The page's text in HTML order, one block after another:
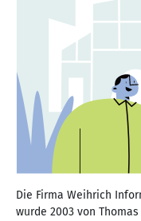
Die Firma Weihrich
wurde 2003 von